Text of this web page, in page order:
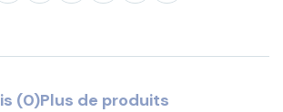
(0)Plus de produits